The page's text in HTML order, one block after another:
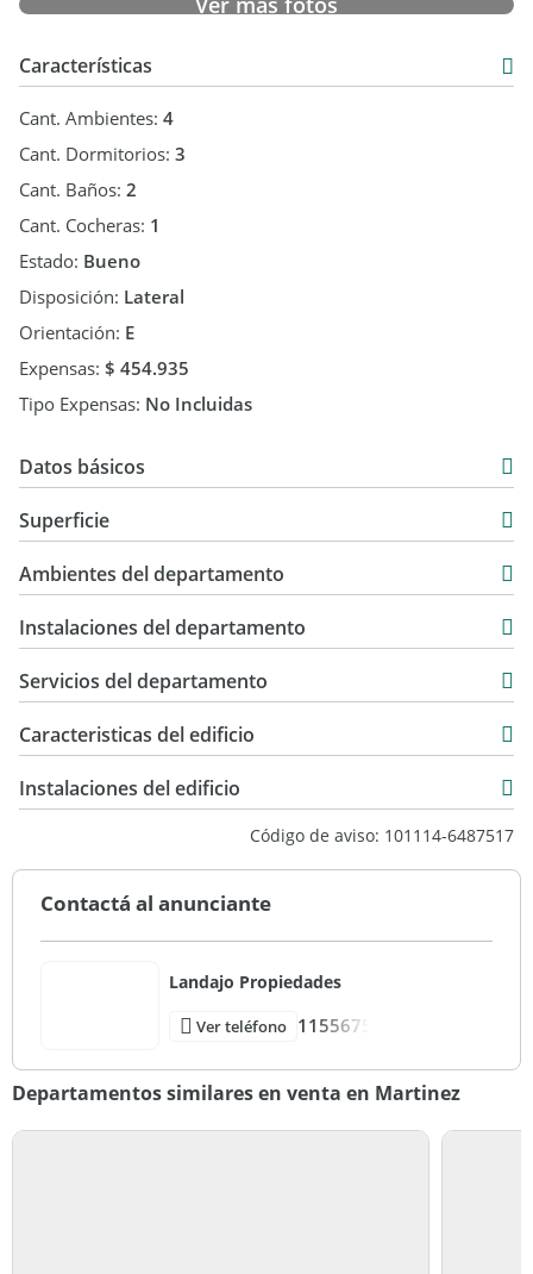
Características
Cant. Ambientes: 4
Cant. Dormitorios: 3
Cant. Baños: 2
Cant. Cocheras: 1
Estado: Bueno
Disposición: Lateral
Orientación: E
Expensas: $ 454.935
Tipo Expensas: No Incluidas
Datos básicos
Venta
USD 320.000
Superficie
9 m2
125 m2
Ambientes del departamento
Instalaciones del departamento
Servicios del departamento
Caracteristicas del edificio
4
Torre
Muy Bueno
Instalaciones del edificio
Código de aviso: 101114-6487517
Contactá al anunciante
Landajo Propiedades
Ver teléfono 1155675
Departamentos similares en venta en Martinez